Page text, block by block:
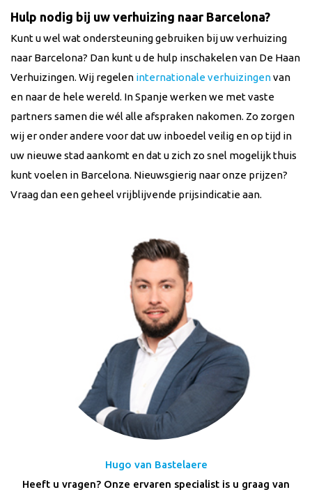
Hulp nodig bij uw verhuizing naar Barcelona?
Kunt u wel wat ondersteuning gebruiken bij uw verhuizing
naar Barcelona? Dan kunt u de hulp inschakelen van De Haan
Verhuizingen. Wij regelen internationale verhuizingenvan
en naar de hele wereld. In Spanje werken we met vaste
partners samen die wél alle afspraken nakomen. Zo zorgen
wij er onder andere voor dat uw inboedel veilig en op tijd in
uw nieuwe stad aankomt en dat u zich zo snel mogelijk thuis
kunt voelen in Barcelona. Nieuwsgierig naar onze prijzen?
Vraag dan een geheel vrijblijvende prijsindicatie aan.
Hugo van Bastelaere
Heeft u vragen? Onze ervaren specialist is u graag van